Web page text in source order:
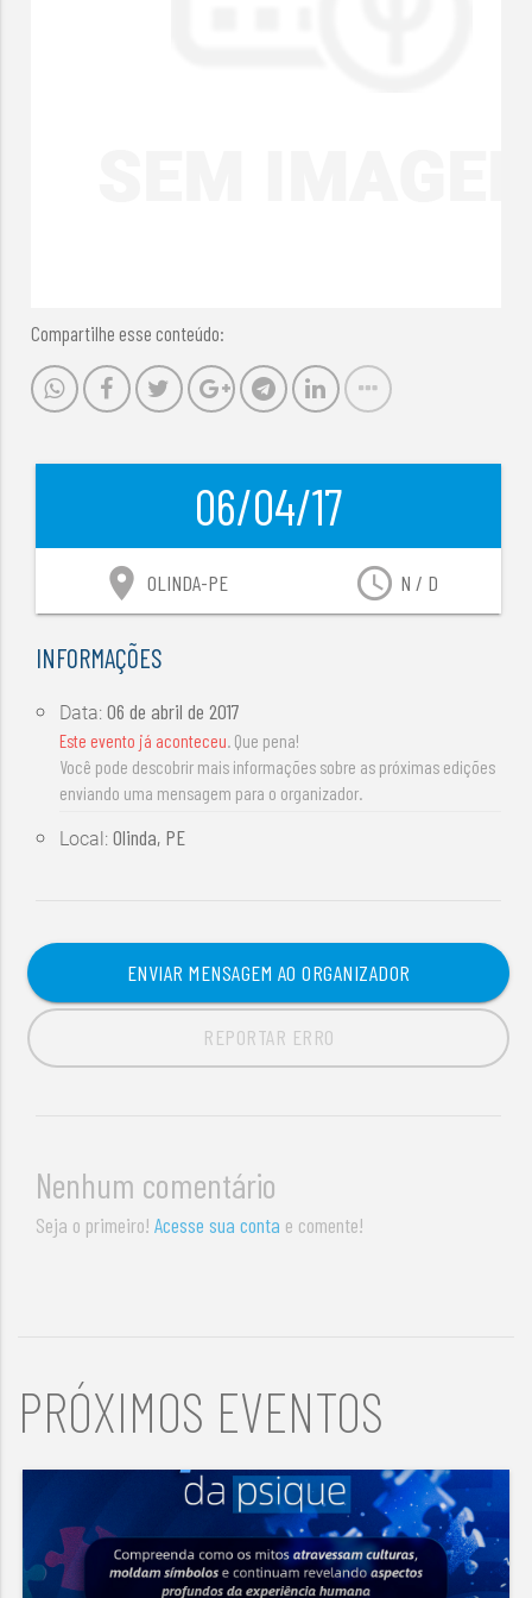
Compartilhe esse conteúdo:
06/04/17
access_time N / D
location_on OLINDA-PE
INFORMAÇÕES
Data:06 de abril de 2017
Este evento já aconteceu. Que pena!
Você pode descobrir mais informações sobre as próximas edições
enviando uma mensagem para o organizador.
Local:Olinda, PE
ENVIAR MENSAGEM AO ORGANIZADOR
REPORTAR ERRO
Nenhum comentário
Seja o primeiro!Acesse sua conta e comente!
PRÓXIMOS EVENTOS